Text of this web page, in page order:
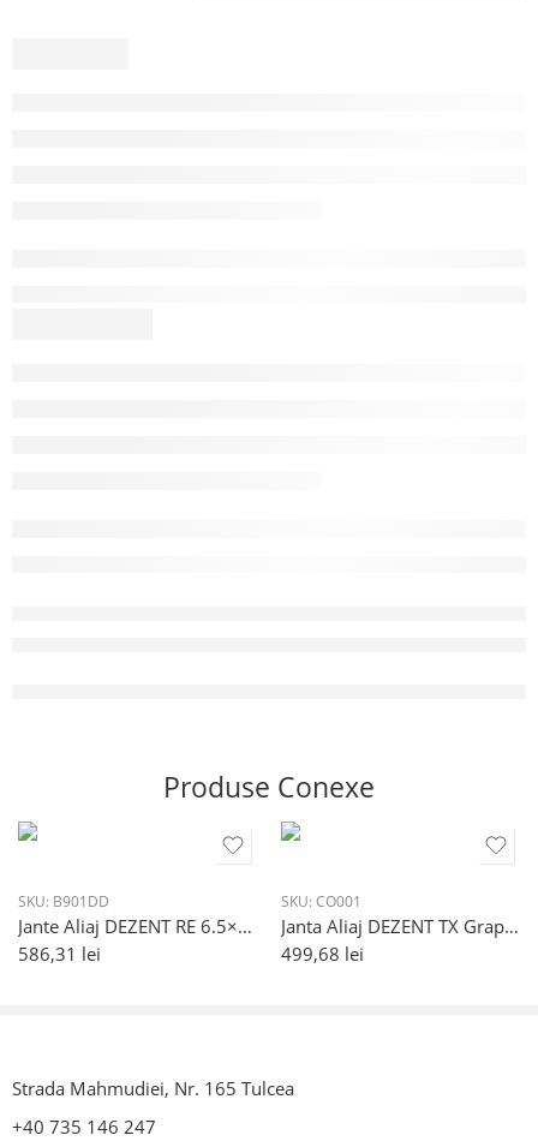
Produse Conexe
SKU: B901DD
Jante Aliaj DEZENT RE 6.5×16 5×108 CB 70.1 ET40
586,31 lei
SKU: CO001
Janta Aliaj DEZENT TX Graphite Matt 5.5/14 4×100 ET35 ML 60.1 mm
499,68 lei
Strada Mahmudiei, Nr. 165 Tulcea
+40 735 146 247